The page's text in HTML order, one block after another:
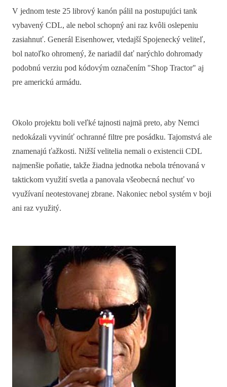
V jednom teste 25 librový kanón pálil na postupujúci tank
vybavený CDL, ale nebol schopný ani raz kvôli oslepeniu
zasiahnuť. Generál Eisenhower, vtedajší Spojenecký veliteľ,
bol natoľko ohromený, že nariadil dať narýchlo dohromady
podobnú verziu pod kódovým označením "Shop Tractor" aj
pre americkú armádu.
Okolo projektu boli veľké tajnosti najmä preto, aby Nemci
nedokázali vyvinúť ochranné filtre pre posádku. Tajomstvá ale
znamenajú ťažkosti. Nižší velitelia nemali o existencii CDL
najmenšie poňatie, takže žiadna jednotka nebola trénovaná v
taktickom využití svetla a panovala všeobecná nechuť vo
využívaní neotestovanej zbrane. Nakoniec nebol systém v boji
ani raz využitý.